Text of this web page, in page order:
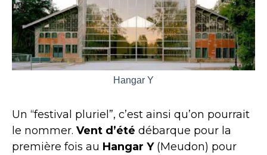
Hangar Y
Un “festival pluriel”, c’est ainsi qu’on pourrait
le nommer. Vent d’été débarque pour la
première fois au Hangar Y(Meudon) pour